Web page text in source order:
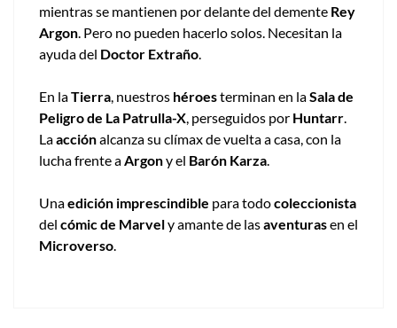
mientras se mantienen por delante del demente Rey
Argon. Pero no pueden hacerlo solos. Necesitan la
ayuda del Doctor Extraño.
En laTierra, nuestros héroesterminan en laSala de
Peligro de La Patrulla-X, perseguidos por Huntarr.
Laacciónalcanza su clímax de vuelta a casa, con la
lucha frente aArgony el Barón Karza.
Unaedición imprescindible para todocoleccionista
del cómic de Marvely amante de lasaventurasen el
Microverso.